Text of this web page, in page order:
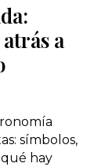
a
símbolos,
hay